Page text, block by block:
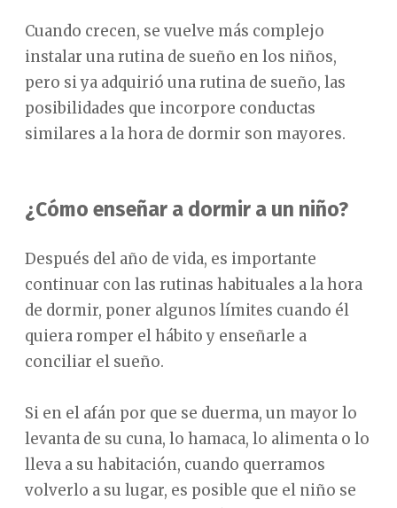
Cuando crecen, se vuelve más complejo
instalar una rutina de sueño en los niños,
pero si ya adquirió una rutina de sueño, las
posibilidades que incorpore conductas
similares a la hora de dormir son mayores.
¿Cómo enseñar a dormir a un niño?
Después del año de vida, es importante
continuar con las rutinas habituales a la hora
de dormir, poner algunos límites cuando él
quiera romper el hábito y enseñarle a
conciliar el sueño.
Si en el afán por que se duerma, un mayor lo
levanta de su cuna, lo hamaca, lo alimenta o lo
lleva a su habitación, cuando querramos
volverlo a su lugar, es posible que el niño se